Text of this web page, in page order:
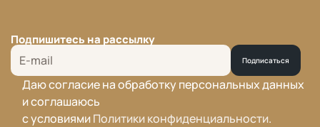
Подпишитесь на рассылку
Подписаться
Даю согласие на обработку персональных данных
и соглашаюсь
с условиямиПолитики конфиденциальности.